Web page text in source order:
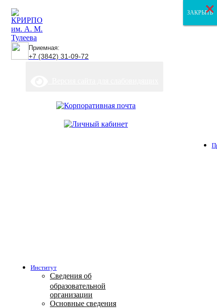
Приемная:
+7 (3842) 31-09-72
Институт
Сведения об
образовательной
организации
Основные сведения
ЗАКРЫТЬ
ЗАКРЫТЬ
ЗАКРЫТЬ
×
×
×